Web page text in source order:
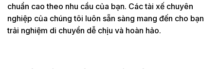
chuẩn cao theo nhu cầu của bạn. Các tài xế chuyên
nghiệp của chúng tôi luôn sẵn sàng mang đến cho bạn
trải nghiệm di chuyển dễ chịu và hoàn hảo.